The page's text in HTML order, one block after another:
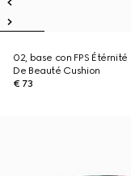
02, base con FPS Étérnité
De Beauté Cushion
€ 73